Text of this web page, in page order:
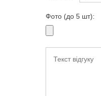
Фото (до 5 шт):